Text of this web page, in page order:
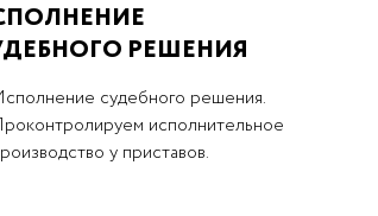
РЕШЕНИЯ
судебного решения.
исполнительное
у приставов.